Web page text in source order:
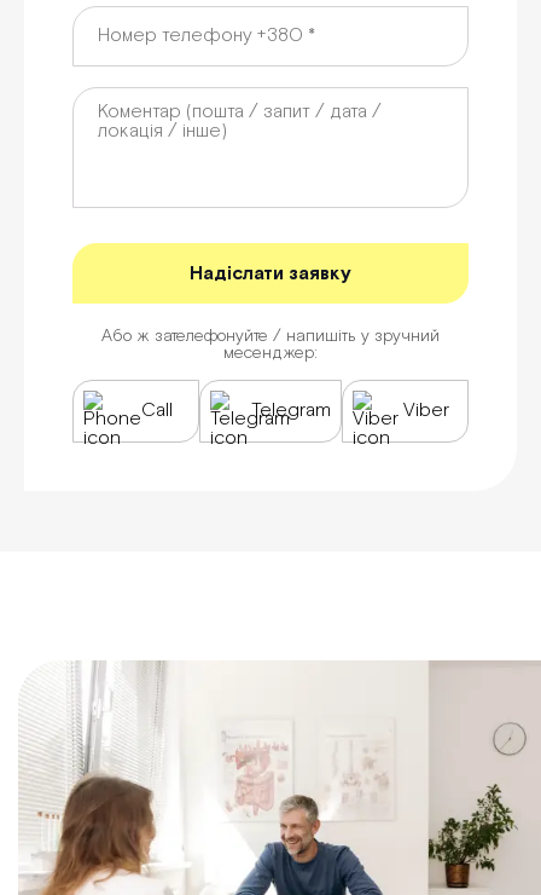
Або ж зателефонуйте / напишіть у зручний
месенджер:
Call Telegram Viber